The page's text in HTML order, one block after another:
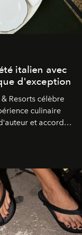
italien avec
d'exception
Resorts célèbre
culinaire
et accords
sensoriel.